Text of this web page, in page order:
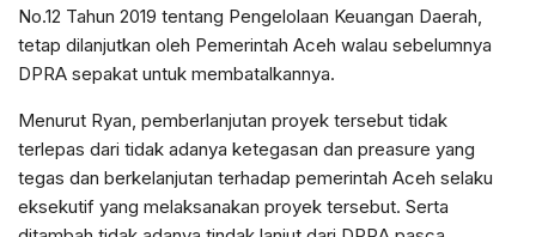
No.12 Tahun 2019 tentang Pengelolaan Keuangan Daerah,
tetap dilanjutkan oleh Pemerintah Aceh walau sebelumnya
DPRA sepakat untuk membatalkannya.
Menurut Ryan, pemberlanjutan proyek tersebut tidak
terlepas dari tidak adanya ketegasan dan preasure yang
tegas dan berkelanjutan terhadap pemerintah Aceh selaku
eksekutif yang melaksanakan proyek tersebut. Serta